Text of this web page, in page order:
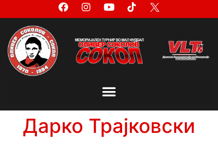
Дарко Трајковски